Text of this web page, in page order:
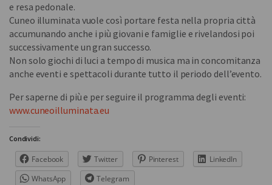
e resa pedonale.
Cuneo illuminata vuole così portare festa nella propria città
accumunando anche i più giovani e famiglie e rivelandosi poi
successivamente un gran successo.
Non solo giochi di luci a tempo di musica ma in concomitanza
anche eventi e spettacoli durante tutto il periodo dell’evento.
Per saperne di più e per seguire il programma degli eventi:
www.cuneoilluminata.eu
Condividi:
Facebook Twitter Pinterest
LinkedIn
WhatsApp
Telegram